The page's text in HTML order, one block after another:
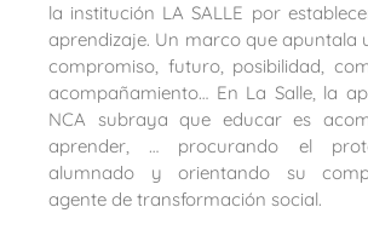
la institución LA SALLE por
aprendizaje. Un marco que apuntala
compromiso, futuro, posibilidad,
acompañamiento… En La Salle, la
NCA subraya que educar es
aprender, … procurando el
alumnado y orientando su
agente de transformación social.